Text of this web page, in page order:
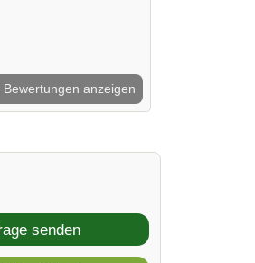
Bewertungen anzeigen
senden